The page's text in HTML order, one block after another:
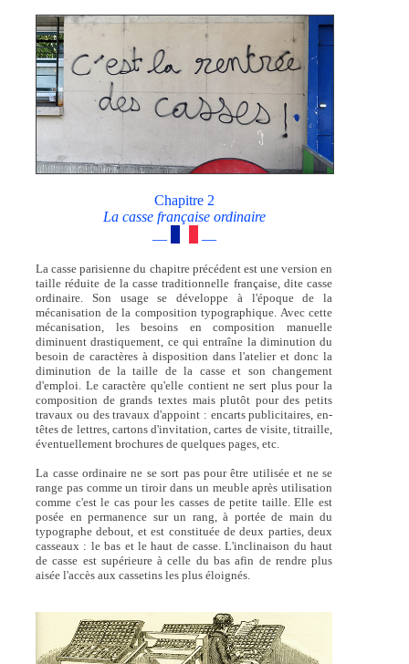
Chapitre 2
La casse française ordinaire
—
—
La casse parisienne du chapitre précédent est une version en
taille réduite de la casse traditionnelle française, dite casse
ordinaire. Son usage se développe à l'époque de la
mécanisation de la composition typographique. Avec cette
mécanisation, les besoins en composition manuelle
diminuent drastiquement, ce qui entraîne la diminution du
besoin de caractères à disposition dans l'atelier et donc la
diminution de la taille de la casse et son changement
d'emploi. Le caractère qu'elle contient ne sert plus pour la
composition de grands textes mais plutôt pour des petits
travaux ou des travaux d'appoint : encarts publicitaires, en-
têtes de lettres, cartons d'invitation, cartes de visite, titraille,
éventuellement brochures de quelques pages, etc.
La casse ordinaire ne se sort pas pour être utilisée et ne se
range pas comme un tiroir dans un meuble après utilisation
comme c'est le cas pour les casses de petite taille. Elle est
posée en permanence sur un rang, à portée de main du
typographe debout, et est constituée de deux parties, deux
casseaux : le bas et le haut de casse. L'inclinaison du haut
de casse est supérieure à celle du bas afin de rendre plus
aisée l'accès aux cassetins les plus éloignés.